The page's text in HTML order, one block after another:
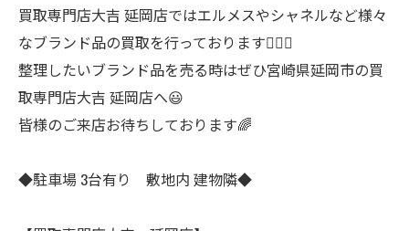
買取専門店大吉 延岡店ではエルメスやシャネルなど様々
なブランド品の買取を行っております🙋‍♀️✨
整理したいブランド品を売る時はぜひ宮崎県延岡市の買
取専門店大吉 延岡店へ😃
皆様のご来店お待ちしております🌈
◆駐車場 3台有り 敷地内 建物隣◆